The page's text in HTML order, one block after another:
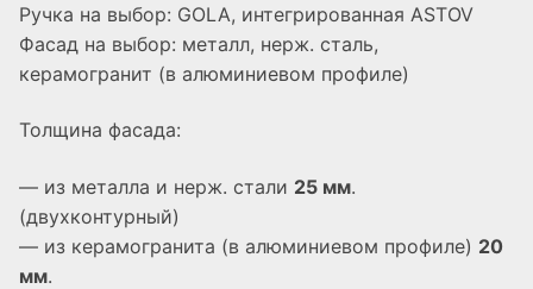
Ручка на выбор: GOLA, интегрированная ASTOV
Фасад на выбор: металл, нерж. сталь,
керамогранит (в алюминиевом профиле)
Толщина фасада:
— из металла и нерж. стали 25 мм.
(двухконтурный)
— из керамогранита (в алюминиевом профиле) 20
мм.